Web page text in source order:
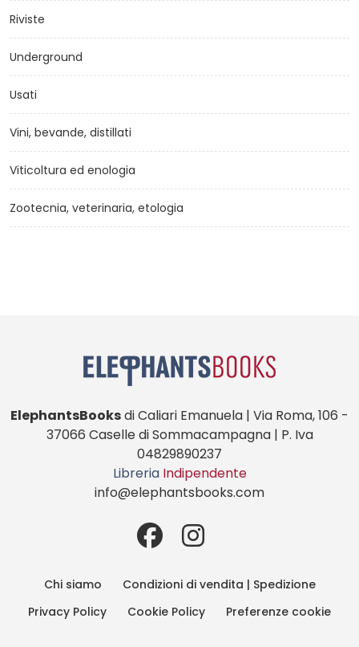
Riviste
Underground
Usati
Vini, bevande, distillati
Viticoltura ed enologia
Zootecnia, veterinaria, etologia
ElephantsBooksdi Caliari Emanuela | Via Roma, 106 -
37066 Caselle di Sommacampagna | P. Iva
04829890237
Libreria Indipendente
info@elephantsbooks.com
Chi siamo
Condizioni di vendita | Spedizione
Privacy Policy
Cookie Policy Preferenze cookie